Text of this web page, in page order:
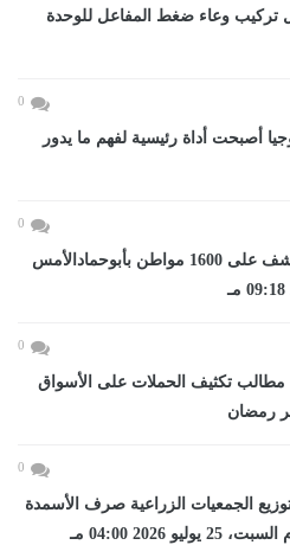
تركيب وعاء ضغط المفاعل للوحدة
0
أصبحت أداة رئيسية لفهم ما يدور
0
صحة الشرقية توقع الكشف على 1600 مواطن بأبوحمادالأمس
0
مطالب تكثيف الحملات على الأسواق
رمضان
0
الجمعيات الزراعية صرف الأسمدة
2026 04:00 مـ